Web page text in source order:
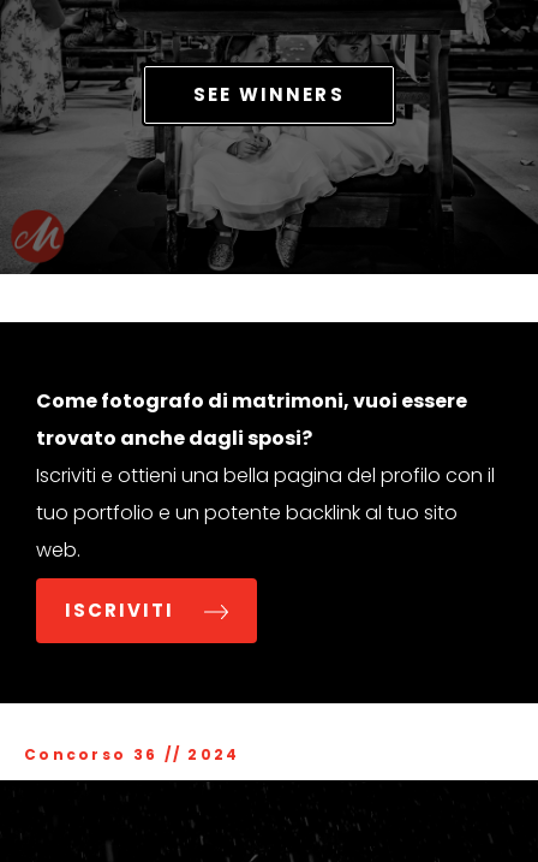
SEE WINNERS
Come fotografo di matrimoni, vuoi essere
trovato anche dagli sposi?
Iscriviti e ottieni una bella pagina del profilo con il
tuo portfolio e un potente backlink al tuo sito
web.
ISCRIVITI
Concorso 36 // 2024